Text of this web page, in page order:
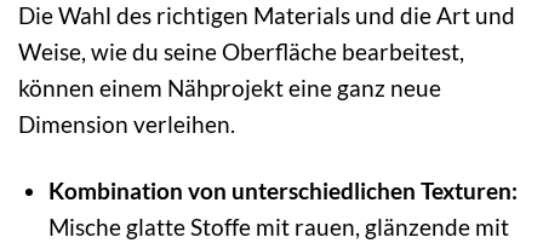
Die Wahl des richtigen Materials und die Art und
Weise, wie du seine Oberfläche bearbeitest,
können einem Nähprojekt eine ganz neue
Dimension verleihen.
Kombination von unterschiedlichen Texturen:
Mische glatte Stoffe mit rauen, glänzende mit